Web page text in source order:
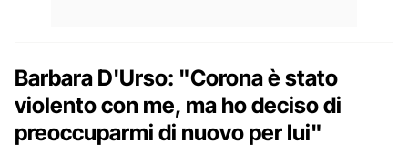
Barbara D'Urso: "Corona è stato
violento con me, ma ho deciso di
preoccuparmi di nuovo per lui"